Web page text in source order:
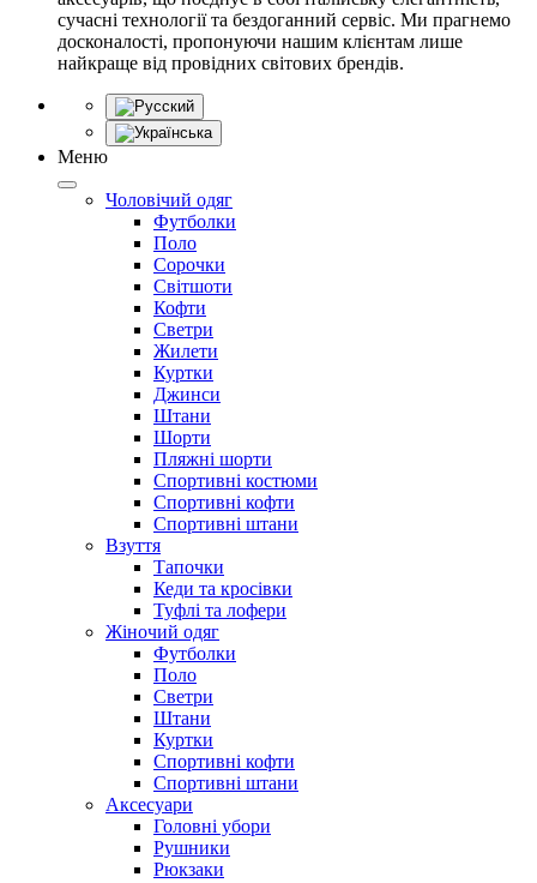
сучасні технології та бездоганний сервіс. Ми прагнемо
досконалості, пропонуючи нашим клієнтам лише
найкраще від провідних світових брендів.
Меню
Чоловічий одяг
Футболки
Поло
Сорочки
Світшоти
Кофти
Светри
Жилети
Куртки
Джинси
Штани
Шорти
Пляжні шорти
Спортивні костюми
Спортивні кофти
Спортивні штани
Взуття
Тапочки
Кеди та кросівки
Туфлі та лофери
Жіночий одяг
Футболки
Поло
Светри
Штани
Куртки
Cпортивні кофти
Спортивні штани
Аксесуари
Головні убори
Рушники
Рюкзаки